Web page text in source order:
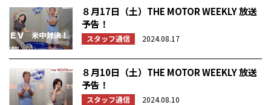
８月17日（土）THE MOTOR WEEKLY 放送
予告！
スタッフ通信 2024.08.17
８月10日（土）THE MOTOR WEEKLY 放送
予告！
スタッフ通信 2024.08.10